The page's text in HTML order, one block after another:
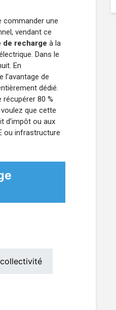
commander une
vendant ce
de recharge à la
Dans le
En
de
dédié.
80 %
que cette
d’impôt ou aux
ou infrastructure